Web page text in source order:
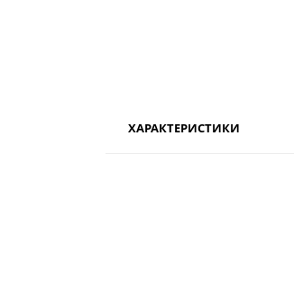
ХАРАКТЕРИСТИКИ